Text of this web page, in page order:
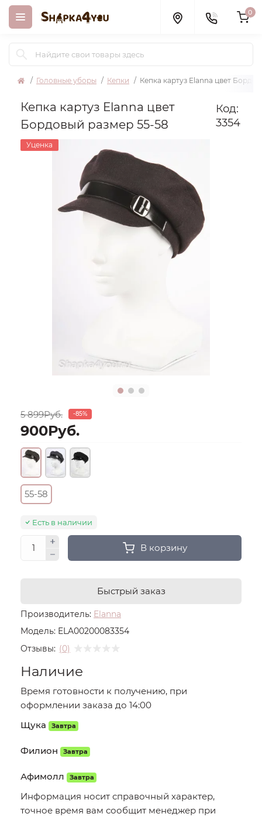
0
Головные уборы Кепки Кепка картуз Elanna цвет
Кепка картуз Elanna цвет
Бордовый размер 55-58
Код:
3354
Уценка
Производитель: Elanna
Модель: ELA00200083354
Отзывы: (0)
5 899Руб. -85%
900Руб.
55-58
Есть в наличии
В корзину
Быстрый заказ
Наличие
Время готовности к получению, при
оформлении заказа до 14:00
Щука
Завтра
Филион Завтра
Афимолл Завтра
Информация носит справочный характер,
точное время вам сообщит менеджер при